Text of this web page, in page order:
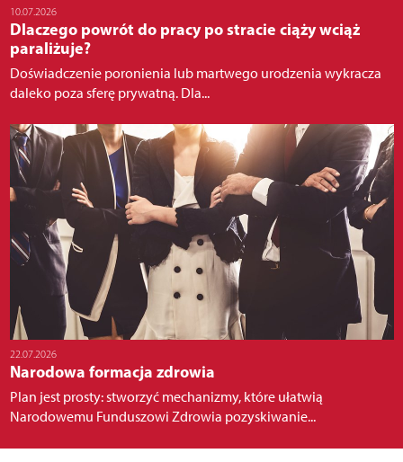
10.07.2026
Dlaczego powrót do pracy po stracie ciąży wciąż
paraliżuje?
Doświadczenie poronienia lub martwego urodzenia wykracza
daleko poza sferę prywatną. Dla...
22.07.2026
Narodowa formacja zdrowia
Plan jest prosty: stworzyć mechanizmy, które ułatwią
Narodowemu Funduszowi Zdrowia pozyskiwanie...